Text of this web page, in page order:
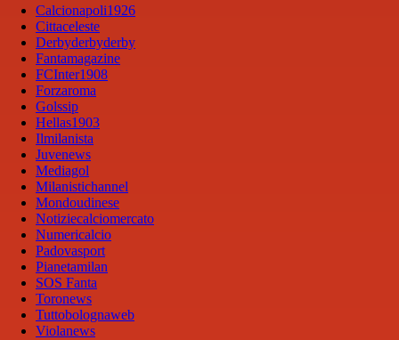
Calcionapoli1926
Cittaceleste
Derbyderbyderby
Fantamagazine
FCInter1908
Forzaroma
Golssip
Hellas1903
Ilmilanista
Juvenews
Mediagol
Milanistichannel
Mondoudinese
Notiziecalciomercato
Numericalcio
Padovasport
Pianetamilan
SOS Fanta
Toronews
Tuttobolognaweb
Violanews